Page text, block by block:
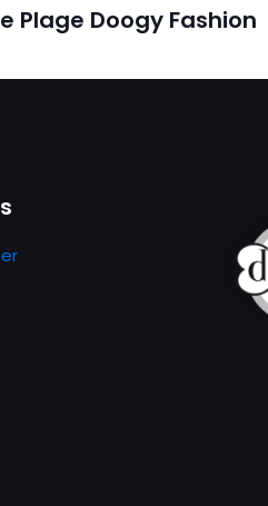
Plage Doogy Fashion